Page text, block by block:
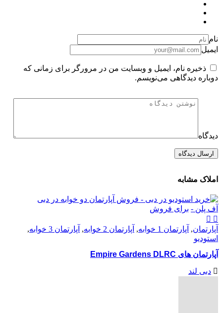
نام
ایمیل
ذخیره نام، ایمیل و وبسایت من در مرورگر برای زمانی که
دوباره دیدگاهی می‌نویسم.
دیدگاه
املاک مشابه
آف پلن - برای فروش
آپارتمان, آپارتمان 1 خوابه , آپارتمان 2 خوابه , آپارتمان 3 خوابه
,
استودیو
آپارتمان های Empire Gardens DLRC
دبی لند